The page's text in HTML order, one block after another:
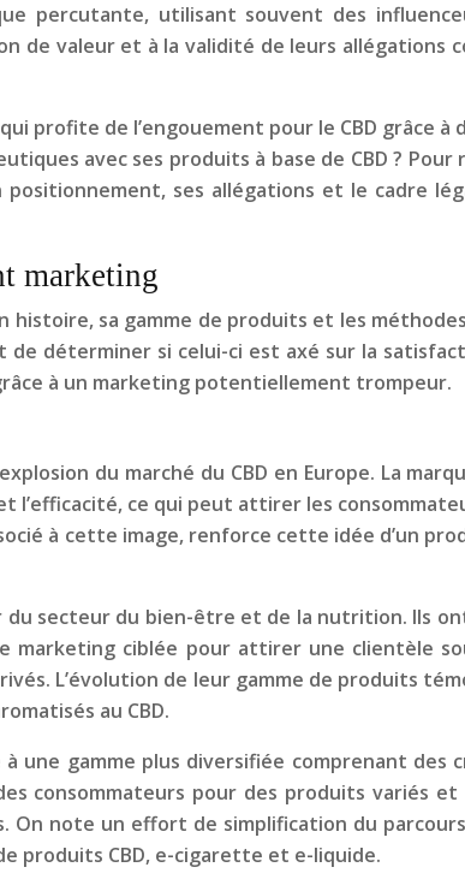
percutante, utilisant souvent des
valeur et à la validité de leurs allégations
profite de l’engouement pour le CBD grâce
avec ses produits à base de CBD ?
ses allégations et le cadre
marketing
histoire, sa gamme de produits et les
déterminer si celui-ci est axé sur la
à un marketing potentiellement trompeur.
du marché du CBD en Europe. La
l’efficacité, ce qui peut attirer les
à cette image, renforce cette idée d’un
du secteur du bien-être et de la nutrition. Ils
ciblée pour attirer une clientèle
L’évolution de leur gamme de produits
au CBD.
une gamme plus diversifiée comprenant des
consommateurs pour des produits variés et
note un effort de simplification du
produits CBD, e-cigarette et e-liquide.